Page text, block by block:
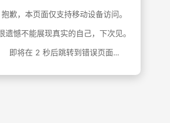
抱歉，本页面仅支持移动设备访问。
遗憾不能展现真实的自己，下次见。
即将在1秒后跳转到错误页面...